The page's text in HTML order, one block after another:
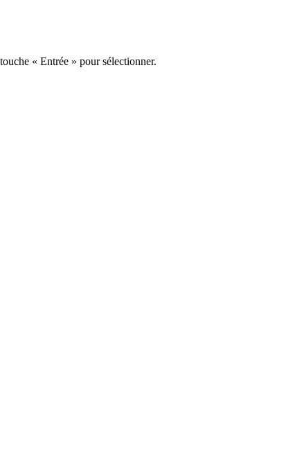
« Entrée » pour sélectionner.